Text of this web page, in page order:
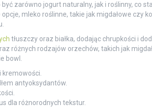
być zarówno jogurt naturalny, jak i roślinny, co
mleko roślinne, takie jak migdałowe czy
tłuszczy oraz białka, dodając chrupkości i
różnych rodzajów orzechów, takich jak
bowl.
kremowości.
antyoksydantów.
dla różnorodnych tekstur.